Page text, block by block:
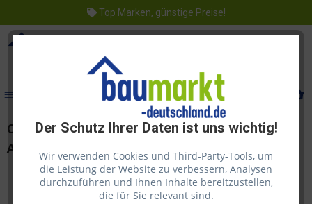
Top Marken, günstige Preise!
Der Schutz Ihrer Daten ist uns wichtig!
Wir verwenden Cookies und Third-Party-Tools, um
die Leistung der Website zu verbessern, Analysen
durchzuführen und Ihnen Inhalte bereitzustellen,
die für Sie relevant sind.
Osmo Landhausfarbe Nr. 2703 Schwarzgrau 2,5l
Anstrich für Hölzer im Außenbereich